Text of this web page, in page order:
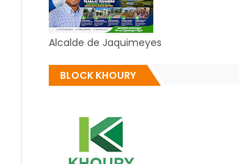
Alcalde de Jaquimeyes
BLOCK KHOURY